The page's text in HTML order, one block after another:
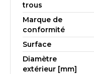
trous
Marque de
conformité
Surface
Diamètre
extérieur [mm]